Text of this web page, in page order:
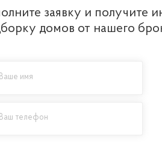
заявку и получите
домов от нашего